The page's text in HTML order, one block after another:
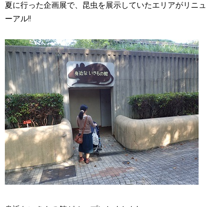
夏に行った企画展で、昆虫を展示していたエリアがリニュ
ーアル!!